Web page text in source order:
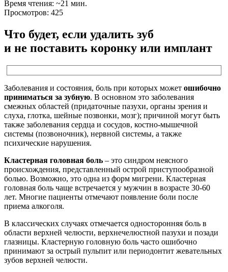
Время чтения: ~21 мин.
Просмотров: 425
Что будет, если удалить зуб
и не поставить коронку или имплант
Заболевания и состояния, боль при которых может ошибочно
приниматься за зубную. В основном это заболевания
смежных областей (придаточные пазухи, органы зрения и
слуха, глотка, шейные позвонки, мозг); причиной могут быть
также заболевания сердца и сосудов, костно-мышечной
системы (позвоночник), нервной системы, а также
психические нарушения.
Кластерная головная боль – это синдром неясного
происхождения, представленный острой приступообразной
болью. Возможно, это одна из форм мигрени. Кластерная
головная боль чаще встречается у мужчин в возрасте 30-60
лет. Многие пациенты отмечают появление боли после
приема алкоголя.
В классических случаях отмечается односторонняя боль в
области верхней челюсти, верхнечелюстной пазухи и позади
глазницы. Кластерную головную боль часто ошибочно
принимают за острый пульпит или периодонтит жевательных
зубов верхней челюсти.